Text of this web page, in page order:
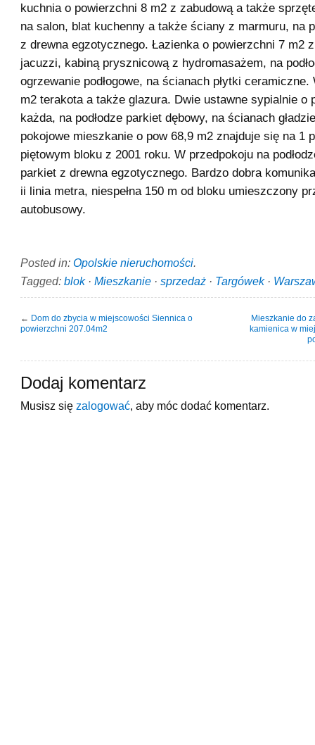
kuchnia o powierzchni 8 m2 z zabudową a także
na salon, blat kuchenny a także ściany z marmuru, na
z drewna egzotycznego. Łazienka o powierzchni 7 m2
jacuzzi, kabiną prysznicową z hydromasażem, na
ogrzewanie podłogowe, na ścianach płytki
m2 terakota a także glazura. Dwie ustawne sypialnie o
każda, na podłodze parkiet dębowy, na ścianach
pokojowe mieszkanie o pow 68,9 m2 znajduje się na 1
piętowym bloku z 2001 roku. W przedpokoju na
parkiet z drewna egzotycznego. Bardzo dobra
ii linia metra, niespełna 150 m od bloku umieszczony
autobusowy.
Posted in: Opolskie nieruchomości.
Tagged: blok· Mieszkanie · sprzedaż · Targówek·
← Dom do zbycia w miejscowości Siennica o
powierzchni 207.04m2
Mieszkanie do
kamienica w
Dodaj komentarz
Musisz się zalogować , aby móc dodać komentarz.